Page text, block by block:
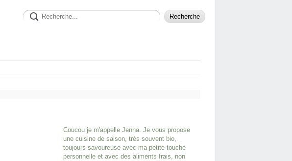
Coucou je m'appelle Jenna. Je vous propose
une cuisine de saison, très souvent bio,
toujours savoureuse avec ma petite touche
personnelle et avec des aliments frais, non